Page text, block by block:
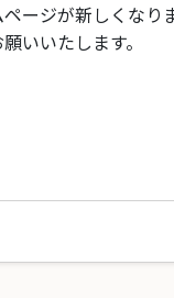
ージが新しくなり
いいたします。